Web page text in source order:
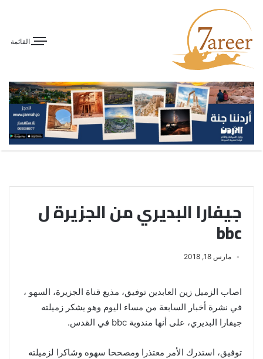
القائمة
جيفارا البديري من الجزيرة ل
bbc
مارس 18, 2018
اصاب الزميل زين العابدين توفيق، مذيع قناة الجزيرة، السهو ،
في نشرة أخبار السابعة من مساء اليوم وهو يشكر زميلته
جيفارا البديري، على أنها مندوبة bbc في القدس.
توفيق، استدرك الأمر معتذرا ومصححا سهوه وشاكرا لزميلته